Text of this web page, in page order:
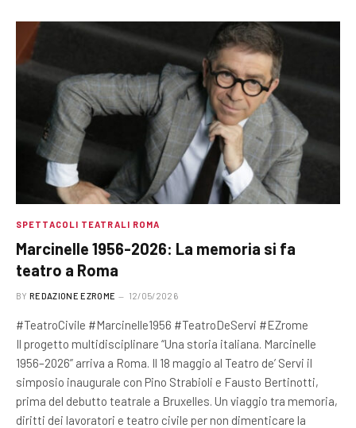
SPETTACOLI TEATRALI ROMA
Marcinelle 1956-2026: La memoria si fa
teatro a Roma
BY REDAZIONE EZROME 12/05/2026
#TeatroCivile #Marcinelle1956 #TeatroDeServi #EZrome
Il progetto multidisciplinare “Una storia italiana. Marcinelle
1956–2026” arriva a Roma. Il 18 maggio al Teatro de’ Servi il
simposio inaugurale con Pino Strabioli e Fausto Bertinotti,
prima del debutto teatrale a Bruxelles. Un viaggio tra memoria,
diritti dei lavoratori e teatro civile per non dimenticare la